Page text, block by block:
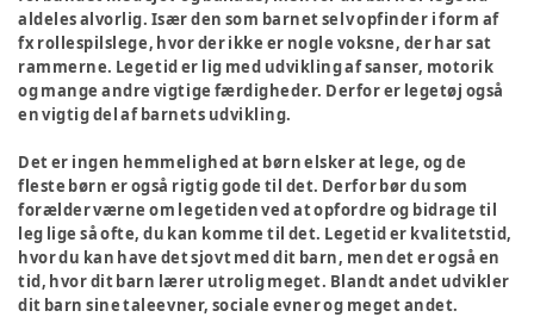
aldeles alvorlig. Især den som barnet selv opfinder i form af
fx rollespilslege, hvor der ikke er nogle voksne, der har sat
rammerne. Legetid er lig med udvikling af sanser, motorik
og mange andre vigtige færdigheder. Derfor er legetøj også
en vigtig del af barnets udvikling.
Det er ingen hemmelighed at børn elsker at lege, og de
fleste børn er også rigtig gode til det. Derfor bør du som
forælder værne om legetiden ved at opfordre og bidrage til
leg lige så ofte, du kan komme til det. Legetid er kvalitetstid,
hvor du kan have det sjovt med dit barn, men det er også en
tid, hvor dit barn lærer utrolig meget. Blandt andet udvikler
dit barn sine taleevner, sociale evner og meget andet.